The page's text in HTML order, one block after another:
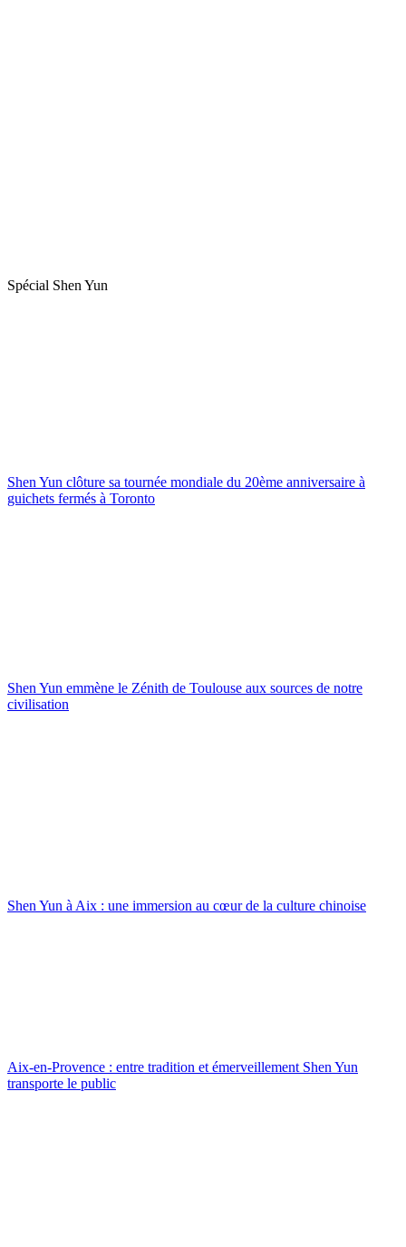
Spécial Shen Yun
Shen Yun clôture sa tournée mondiale du 20ème anniversaire à
guichets fermés à Toronto
Shen Yun emmène le Zénith de Toulouse aux sources de notre
civilisation
Shen Yun à Aix : une immersion au cœur de la culture chinoise
Aix-en-Provence : entre tradition et émerveillement Shen Yun
transporte le public